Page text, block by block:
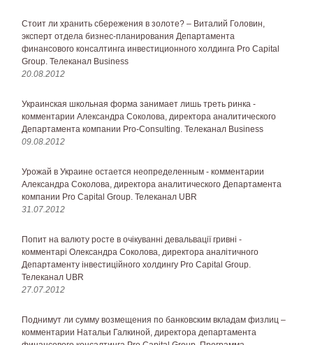
Стоит ли хранить сбережения в золоте? – Виталий Головин,
эксперт отдела бизнес-планирования Департамента
финансового консалтинга инвестиционного холдинга Pro Capital
Group. Телеканал Business
20.08.2012
Украинская школьная форма занимает лишь треть ринка -
комментарии Александра Соколова, директора аналитического
Департамента компании Pro-Consulting. Телеканал Business
09.08.2012
Урожай в Украине остается неопределенным - комментарии
Александра Соколова, директора аналитического Департамента
компании Pro Capital Group. Телеканал UBR
31.07.2012
Попит на валюту росте в очікуванні девальвації гривні -
комментарі Олександра Соколова, директора аналітичного
Департаменту інвестиційного холдингу Pro Capital Group.
Телеканал UBR
27.07.2012
Поднимут ли сумму возмещения по банковским вкладам физлиц –
комментарии Натальи Галкиной, директора департамента